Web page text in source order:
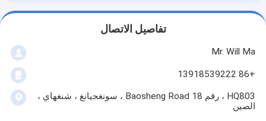
تفاصيل الاتصال
Mr. Will Ma
+86 13918539222
HQ803 ، رقم 18 Baosheng Road ، سونغجيانغ ، شنغهاي ،
الصين